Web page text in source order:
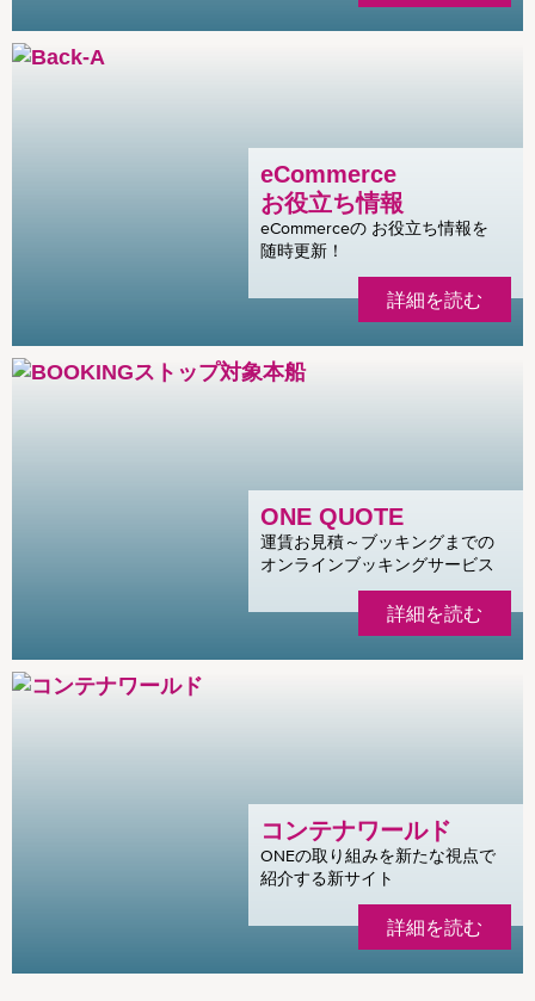
eCommerce
お役立ち情報
eCommerceの お役立ち情報を
随時更新！
詳細を読む
ONE QUOTE
運賃お見積～ブッキングまでの
オンラインブッキングサービス
詳細を読む
コンテナワールド
ONEの取り組みを新たな視点で
紹介する新サイト
詳細を読む